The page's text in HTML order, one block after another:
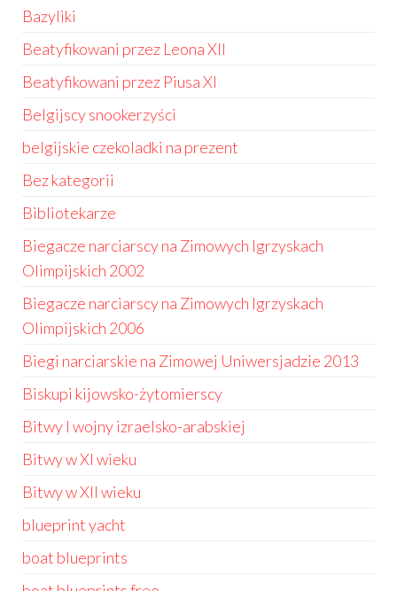
Bazyliki
Beatyfikowani przez Leona XII
Beatyfikowani przez Piusa XI
Belgijscy snookerzyści
belgijskie czekoladki na prezent
Bez kategorii
Bibliotekarze
Biegacze narciarscy na Zimowych Igrzyskach
Olimpijskich 2002
Biegacze narciarscy na Zimowych Igrzyskach
Olimpijskich 2006
Biegi narciarskie na Zimowej Uniwersjadzie 2013
Biskupi kijowsko-żytomierscy
Bitwy I wojny izraelsko-arabskiej
Bitwy w XI wieku
Bitwy w XII wieku
blueprint yacht
boat blueprints